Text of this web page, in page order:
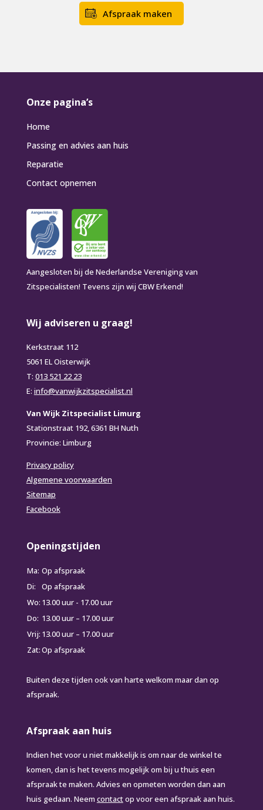
Afspraak maken
Onze pagina’s
Home
Passing en advies aan huis
Reparatie
Contact opnemen
Aangesloten bij de Nederlandse Vereniging van
Zitspecialisten! Tevens zijn wij CBW Erkend!
Wij adviseren u graag!
Kerkstraat 112
5061 EL Oisterwijk
T: 013 521 22 23
E: info@vanwijkzitspecialist.nl
Van Wijk Zitspecialist Limurg
Stationstraat 192, 6361 BH Nuth
Provincie: Limburg
Privacy policy
Algemene voorwaarden
Sitemap
Facebook
Openingstijden
Ma: Op afspraak
Di:
Op afspraak
Wo: 13.00 uur - 17.00 uur
Do: 13.00 uur – 17.00 uur
Vrij: 13.00 uur – 17.00 uur
Zat:Op afspraak
Buiten deze tijden ook van harte welkom maar dan op
afspraak.
Afspraak aan huis
Indien het voor u niet makkelijk is om naar de winkel te
komen, dan is het tevens mogelijk om bij u thuis een
afspraak te maken. Advies en opmeten worden dan aan
huis gedaan. Neem contactop voor een afspraak aan huis.